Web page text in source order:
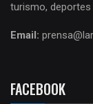
turismo,
Email:
FACEBOOK